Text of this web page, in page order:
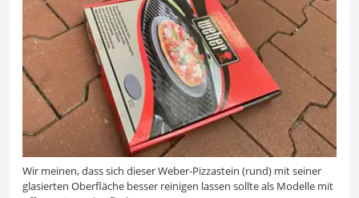
Wir meinen, dass sich dieser Weber-Pizzastein (rund) mit seiner
glasierten Oberfläche besser reinigen lassen sollte als Modelle mit